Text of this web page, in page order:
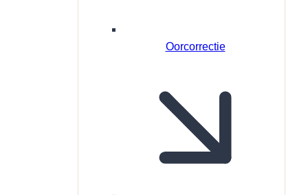
Oorcorrectie